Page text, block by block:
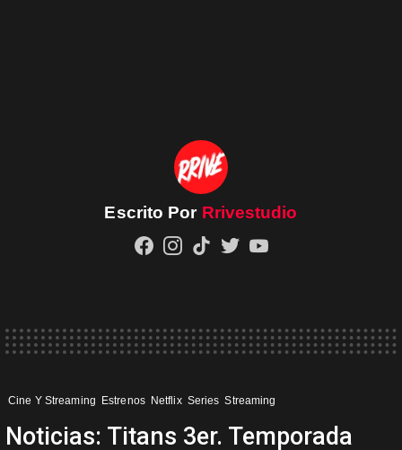
Escrito Por Rrivestudio
facebookinstagram
Cine Y Streaming Estrenos Netflix Series Streaming
Noticias: Titans 3er. Temporada